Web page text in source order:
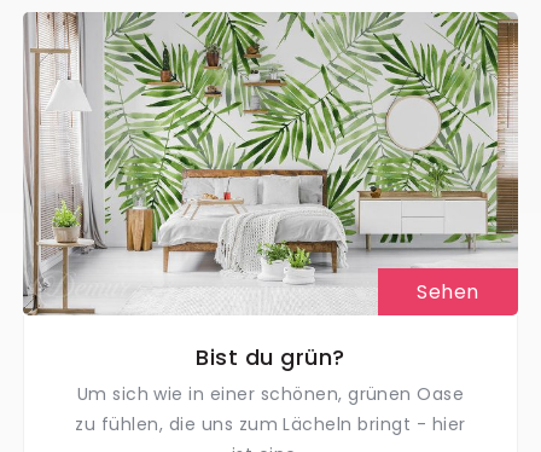
Sehen
Bist du grün?
Um sich wie in einer schönen, grünen Oase
zu fühlen, die uns zum Lächeln bringt - hier